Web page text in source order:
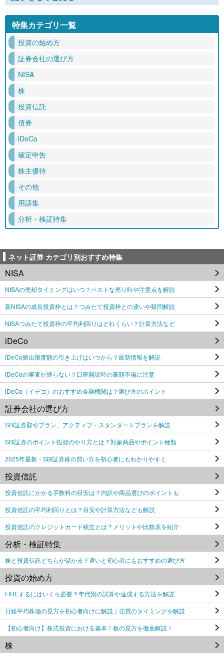
特集カテゴリ一覧
投資の始め方
証券会社の選び方
NISA
株
投資信託
債券
iDeCo
確定申告
株主優待
その他
用語集
分析・検証特集
ネット証券 カテゴリ別おすすめ特集
NISA
NISAの売却タイミングはいつ？ベストな売り時や注意点を解説
新NISAの成長投資枠とは？つみたて投資枠との違いや疑問解説
NISAつみたて投資枠の平均利回りはどれくらい？計算方法など
iDeCo
iDeCo拠出限度額の引き上げはいつから？最新情報を解説
iDeCoの審査が通らない？口座開設時の書類不備に注意
iDeCo（イデコ）のおすすめ金融機関は？選び方のポイント
証券会社の選び方
SBI証券取引プラン、アクティブ・スタンダートプランを解説
SBI証券のポイント投資のやり方とは？対象商品やポイント種類
2025年最新・SBI証券株の買い方を初心者にもわかりやすく
投資信託
投資信託にかかる手数料の目安は？内訳や商品選びのポイントも
投資信託の平均利回りとは？目安や計算方法なども解説
投資信託のクレジットカード積立とは？メリットや比較表を紹介
分析・検証特集
株と投資信託どちらが儲かる？違いと初心者にもおすすめの選び方
投資の始め方
FIREするにはいくら必要？年代別の試算や達成する方法を解説
日経平均株価の見方を初心者向けに解説｜売買のタイミングを解説
【初心者向け】株式投資における基本！板の見方を徹底解説！
株